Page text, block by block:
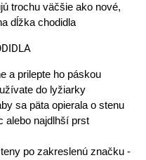
trochu väčšie ako nové,
dĺžka chodidla
a prilepte ho páskou
do lyžiarky
sa päta opierala o stenu
alebo najdlhší prst
po zakreslenú značku -